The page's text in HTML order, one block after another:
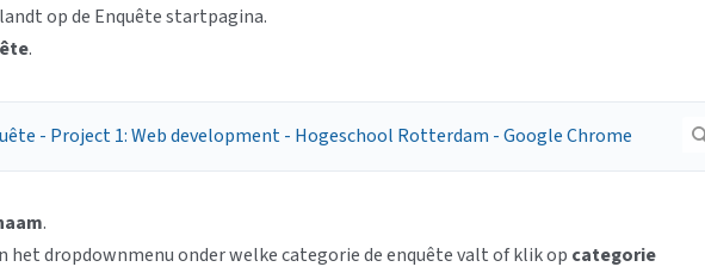
landt op de Enquête startpagina.
.
.
het dropdownmenu onder welke categorie de enquête valt of klik op categorie